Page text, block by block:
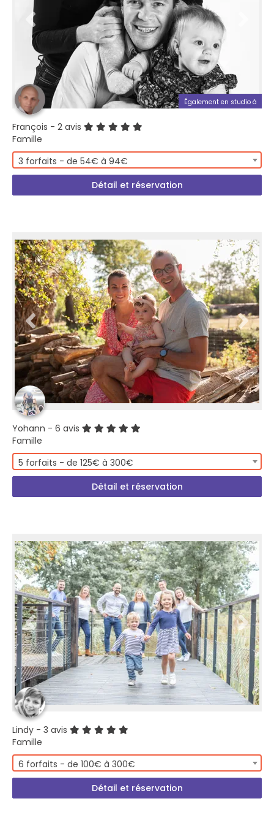
Également en studio à
François - 2 avis
Famille
3 forfaits - de 54€ à 94€
Détail et réservation
Yohann - 6 avis
Famille
5 forfaits - de 125€ à 300€
Détail et réservation
Lindy - 3 avis
Famille
6 forfaits - de 100€ à 300€
Détail et réservation